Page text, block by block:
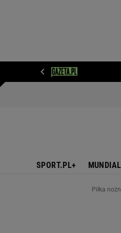
SPORT.PL+ MUNDIAL
Piłka